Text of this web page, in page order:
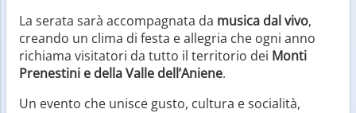
La serata sarà accompagnata da musica dal vivo,
creando un clima di festa e allegria che ogni anno
richiama visitatori da tutto il territorio dei Monti
Prenestini e della Valle dell’Aniene.
Un evento che unisce gusto, cultura e socialità,